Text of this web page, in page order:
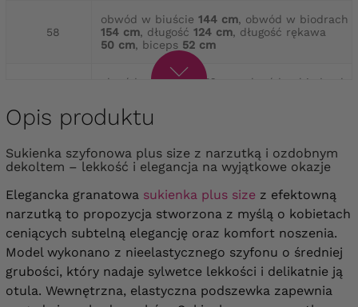
58
obwód w biuście 144 cm, obwód w biodrach
154 cm, długość 124 cm, długość rękawa
50 cm, biceps 52 cm
obwód w biuście 150 cm
, obwód w biodrach
50 cm , biceps
62
obwód w biuście
, obwód w biodrach
166 cm, długość 129 cm, długość rękawa
50 cm , biceps 56 cm
64
obwód w biuście 162 cm , obwód w biodrach
172 cm, długość 134 cm, długość rękawa
52 cm, biceps 58 cm
Opis produktu
Sukienka szyfonowa plus size z narzutką i ozdobnym
dekoltem – lekkość i elegancja na wyjątkowe okazje
Elegancka granatowa sukienka plus size z efektowną
narzutką to propozycja stworzona z myślą o kobietach
ceniących subtelną elegancję oraz komfort noszenia.
Model wykonano z nieelastycznego szyfonu o średniej
grubości, który nadaje sylwetce lekkości i delikatnie ją
otula. Wewnętrzna, elastyczna podszewka zapewnia